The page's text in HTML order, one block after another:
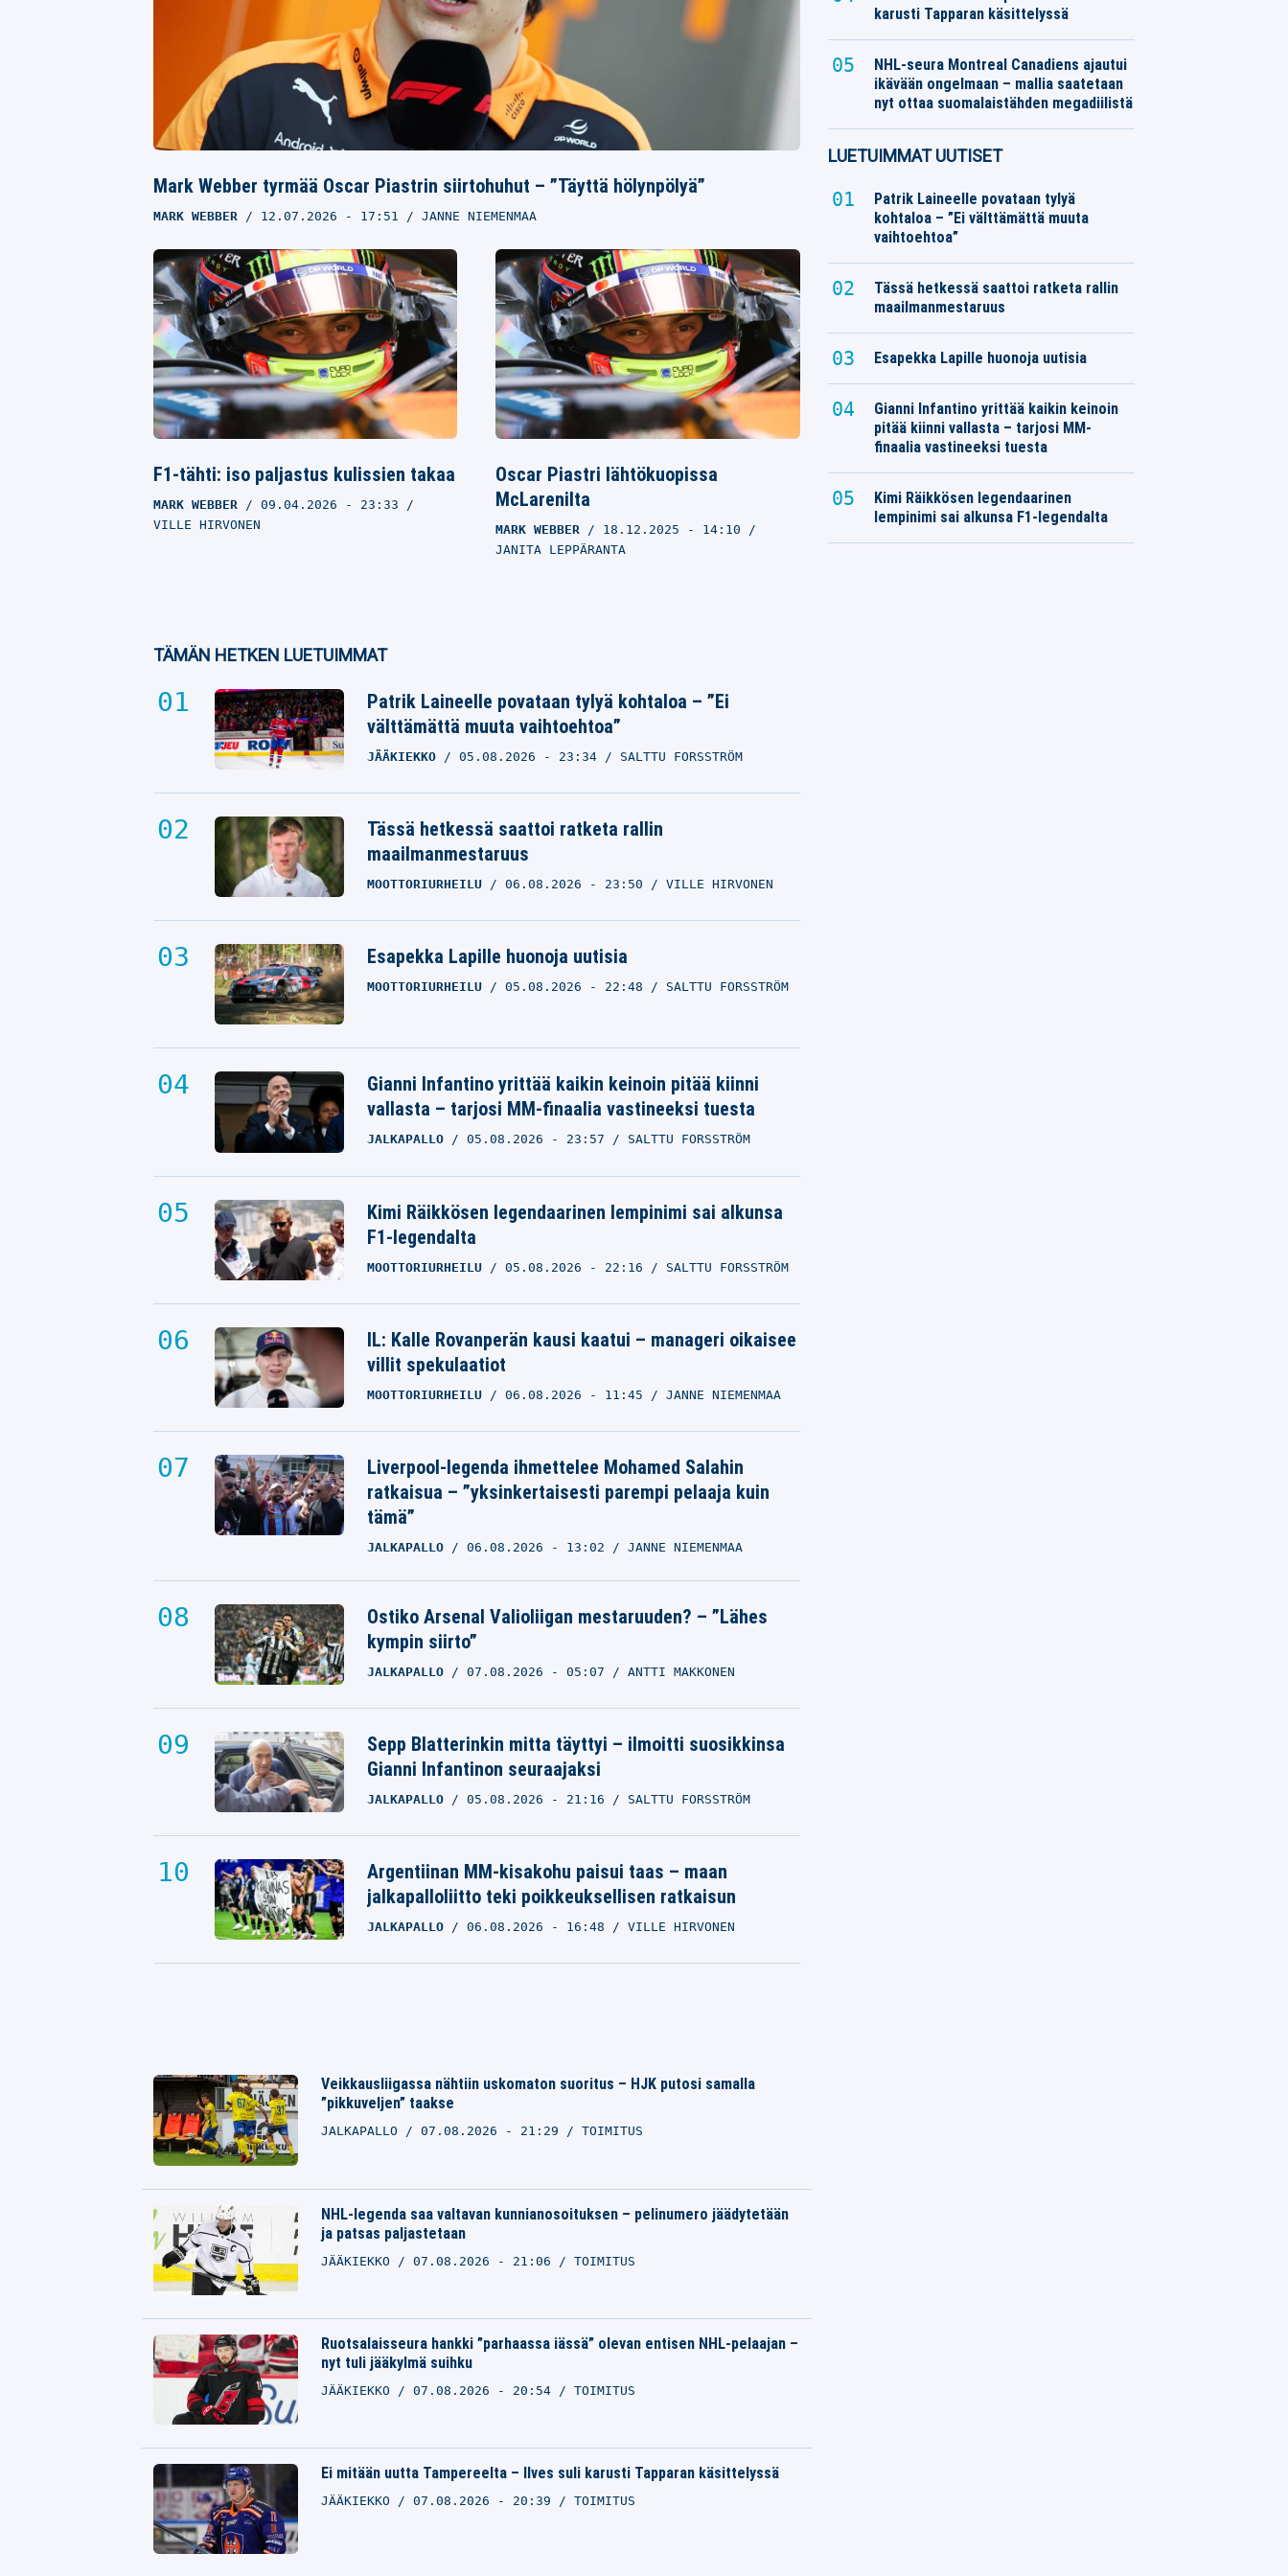
Mark Webber tyrmää Oscar Piastrin siirtohuhut – ”Täyttä hölynpölyä”
MARK WEBBER 12.07.2026 - 17:51 JANNE NIEMENMAA
F1-tähti: iso paljastus kulissien takaa
MARK WEBBER 09.04.2026 - 23:33
VILLE HIRVONEN
Oscar Piastri lähtökuopissa
McLarenilta
MARK WEBBER 18.12.2025 - 14:10
JANITA LEPPÄRANTA
TÄMÄN HETKEN LUETUIMMAT
Patrik Laineelle povataan tylyä kohtaloa – ”Ei
välttämättä muuta vaihtoehtoa”
JÄÄKIEKKO 05.08.2026 - 23:34 SALTTU FORSSTRÖM
Tässä hetkessä saattoi ratketa rallin
maailmanmestaruus
MOOTTORIURHEILU 06.08.2026 - 23:50 VILLE HIRVONEN
Esapekka Lapille huonoja uutisia
MOOTTORIURHEILU 05.08.2026 - 22:48 SALTTU FORSSTRÖM
Gianni Infantino yrittää kaikin keinoin pitää kiinni
vallasta – tarjosi MM-finaalia vastineeksi tuesta
JALKAPALLO 05.08.2026 - 23:57 SALTTU FORSSTRÖM
Kimi Räikkösen legendaarinen lempinimi sai alkunsa
F1-legendalta
MOOTTORIURHEILU 05.08.2026 - 22:16 SALTTU FORSSTRÖM
IL: Kalle Rovanperän kausi kaatui – manageri oikaisee
villit spekulaatiot
MOOTTORIURHEILU 06.08.2026 - 11:45 JANNE NIEMENMAA
Liverpool-legenda ihmettelee Mohamed Salahin
ratkaisua – ”yksinkertaisesti parempi pelaaja kuin
tämä”
JALKAPALLO 06.08.2026 - 13:02 JANNE NIEMENMAA
Ostiko Arsenal Valioliigan mestaruuden? – ”Lähes
kympin siirto”
JALKAPALLO 07.08.2026 - 05:07 ANTTI MAKKONEN
Sepp Blatterinkin mitta täyttyi – ilmoitti suosikkinsa
Gianni Infantinon seuraajaksi
JALKAPALLO 05.08.2026 - 21:16 SALTTU FORSSTRÖM
Argentiinan MM-kisakohu paisui taas – maan
jalkapalloliitto teki poikkeuksellisen ratkaisun
JALKAPALLO 06.08.2026 - 16:48 VILLE HIRVONEN
Veikkausliigassa nähtiin uskomaton suoritus – HJK putosi samalla
”pikkuveljen” taakse
JALKAPALLO 07.08.2026 - 21:29 TOIMITUS
NHL-legenda saa valtavan kunnianosoituksen – pelinumero jäädytetään
ja patsas paljastetaan
JÄÄKIEKKO 07.08.2026 - 21:06 TOIMITUS
Ruotsalaisseura hankki ”parhaassa iässä” olevan entisen NHL-pelaajan –
nyt tuli jääkylmä suihku
JÄÄKIEKKO 07.08.2026 - 20:54 TOIMITUS
Ei mitään uutta Tampereelta – Ilves suli karusti Tapparan käsittelyssä
JÄÄKIEKKO 07.08.2026 - 20:39 TOIMITUS
karusti Tapparan käsittelyssä
NHL-seura Montreal Canadiens ajautui
ikävään ongelmaan – mallia saatetaan
nyt ottaa suomalaistähden megadiilistä
LUETUIMMAT UUTISET
Patrik Laineelle povataan tylyä
kohtaloa – ”Ei välttämättä muuta
vaihtoehtoa”
Tässä hetkessä saattoi ratketa rallin
maailmanmestaruus
Esapekka Lapille huonoja uutisia
Gianni Infantino yrittää kaikin keinoin
pitää kiinni vallasta – tarjosi MM-
finaalia vastineeksi tuesta
Kimi Räikkösen legendaarinen
lempinimi sai alkunsa F1-legendalta